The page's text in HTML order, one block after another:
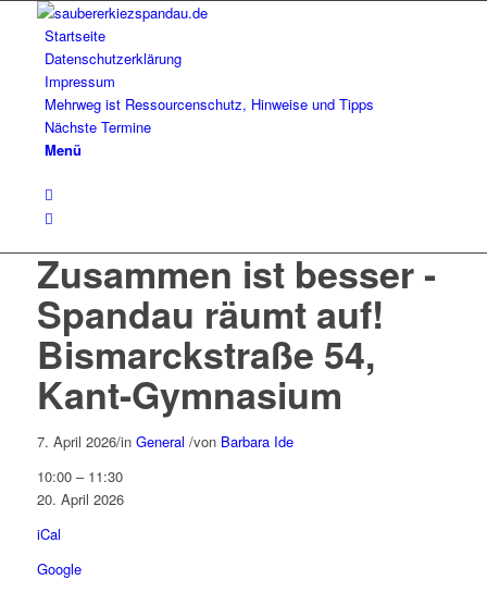
Startseite
Datenschutzerklärung
Impressum
Mehrweg ist Ressourcenschutz, Hinweise und Tipps
Nächste Termine
Menü
Zusammen ist besser -
Spandau räumt auf!
Bismarckstraße 54,
Kant-Gymnasium
7. April 2026/in General /von Barbara Ide
Zusammen
ist
-
Spandau
10:00 – 11:30
20. April 2026
iCal
Google